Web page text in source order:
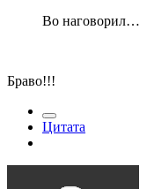
Во наговорил…
Браво!!!
Цитата